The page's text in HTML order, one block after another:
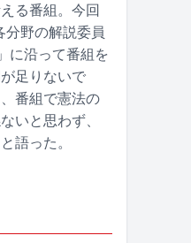
る番組。今回
野の解説委員
に沿って番組を
足りないで
番組で憲法の
いと思わず、
語った。